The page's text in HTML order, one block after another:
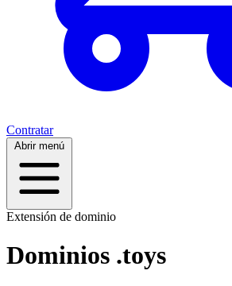
Contratar
Abrir menú
Extensión de dominio
Dominios .toys